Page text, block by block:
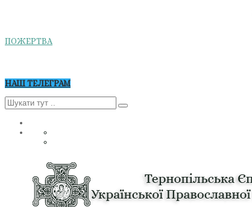
ПОЖЕРТВА
НАШ ТЕЛЕГРАМ